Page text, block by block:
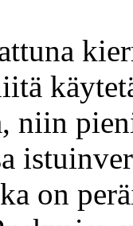
niin
on